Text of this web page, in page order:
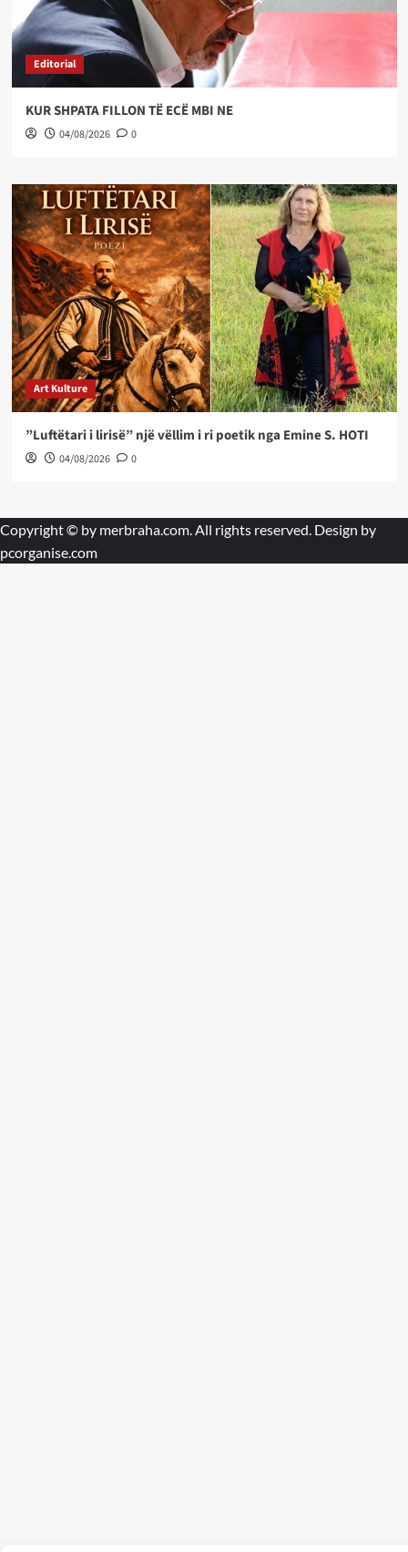
Editorial
KUR SHPATA FILLON TË ECË MBI NE
04/08/2026 0
Art Kulture
”Luftëtari i lirisë” një vëllim i ri poetik nga Emine S. HOTI
04/08/2026 0
Copyright © by merbraha.com . All rights reserved. Design by
pcorganise.com